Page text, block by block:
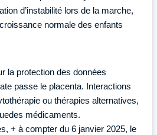
d’instabilité lors de la marche,
normale des enfants
la protection des données
passe le placenta. Interactions
ou thérapies alternatives,
médicaments.
+ à compter du 6 janvier 2025, le